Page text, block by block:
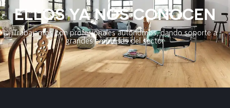
ELLOS YA NOS CONOCEN
Trabajamos con profesionales autónomos, dando soporte a
grandes empresas del sector